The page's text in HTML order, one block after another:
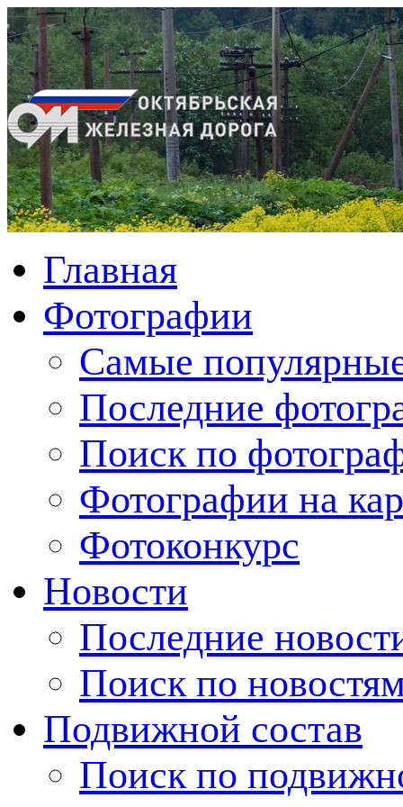
Главная
Фотографии
Cамые
Последние
Поиск по
Фотографии на
Фотоконкурс
Новости
Последние
Поиск по
Подвижной состав
Поиск по